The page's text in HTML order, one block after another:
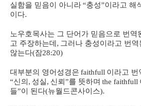
실함을 믿음이 아니라“충성”이라고 해
이다.
노우호목사는 그 단어가 믿음으로 번
고 주장하는데 , 그러나 충성이라고 번
않는다(잠28:20)
대부분의 영어성경은 faithfull 이라고 번
“신의 , 성실, 신뢰 ”를 뜻하며 the faithfull
들”이 된다(뉴월드콘사이스).